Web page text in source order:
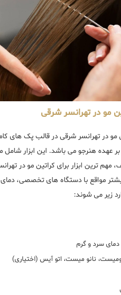
مو در تهرانسر شرقی
مو در تهرانسر شرقی در قالب پک های
عهده هنرجو می باشد. این ابزار
ترین ابزار برای کراتین مو در
که بیشتر مواقع با دستگاه های تخصصی،
زیر می شوند:
سرد و گرم
نانو میست، اتو آیس (اختیاری)